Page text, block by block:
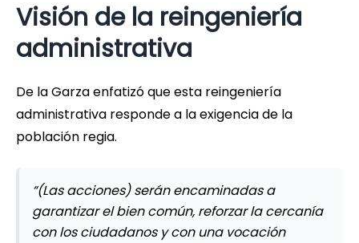
Visión de la reingeniería
administrativa
De la Garza enfatizó que esta reingeniería
administrativa responde a la exigencia de la
población regia.
“(Las acciones) serán encaminadas a
garantizar el bien común, reforzar la cercanía
con los ciudadanos y con una vocación